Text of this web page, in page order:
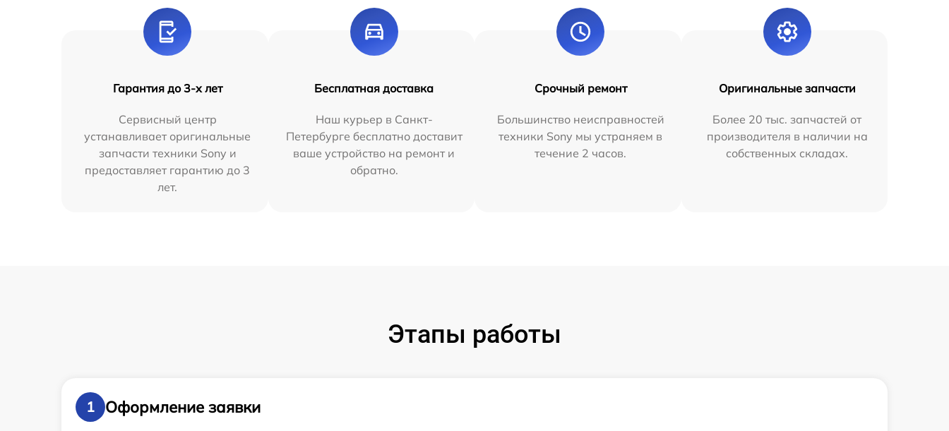
Гарантия до 3-х лет
Сервисный центр
устанавливает оригинальные
запчасти техники Sony и
предоставляет гарантию до 3
лет.
Бесплатная доставка
Наш курьер в Санкт-
Петербурге бесплатно доставит
ваше устройство на ремонт и
обратно.
Срочный ремонт
Большинство неисправностей
техники Sony мы устраняем в
течение 2 часов.
Оригинальные запчасти
Более 20 тыс. запчастей от
производителя в наличии на
собственных складах.
Этапы работы
1
Оформление заявки